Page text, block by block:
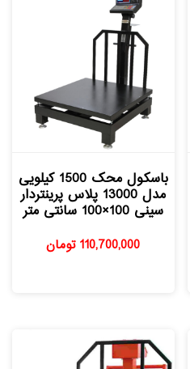
باسکول محک 1500 کیلویی
مدل 13000 پلاس پرینتردار
سینی 100×100 سانتی متر
110,700,000 تومان